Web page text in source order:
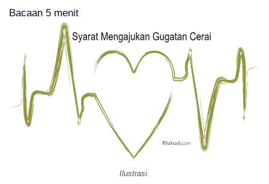
Bacaan 5 menit
Ilustrasi.